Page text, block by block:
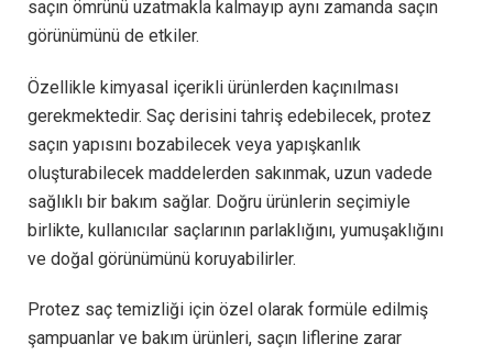
saçın ömrünü uzatmakla kalmayıp aynı zamanda saçın
görünümünü de etkiler.
Özellikle kimyasal içerikli ürünlerden kaçınılması
gerekmektedir. Saç derisini tahriş edebilecek, protez
saçın yapısını bozabilecek veya yapışkanlık
oluşturabilecek maddelerden sakınmak, uzun vadede
sağlıklı bir bakım sağlar. Doğru ürünlerin seçimiyle
birlikte, kullanıcılar saçlarının parlaklığını, yumuşaklığını
ve doğal görünümünü koruyabilirler.
Protez saç temizliği için özel olarak formüle edilmiş
şampuanlar ve bakım ürünleri, saçın liflerine zarar